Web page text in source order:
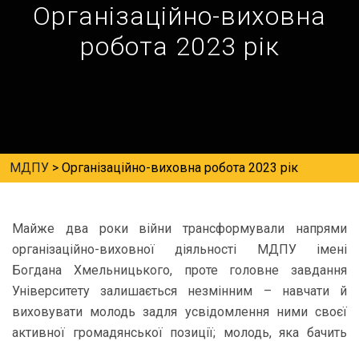
Організаційно-виховна
робота 2023 рік
МДПУ > Організаційно-виховна робота 2023 рік
Майже два роки війни трансформували напрями
організаційно-виховної діяльності МДПУ імені
Богдана Хмельницького, проте головне завдання
Університету залишається незмінним – навчати й
виховувати молодь задля усвідомлення ними своєї
активної громадянської позиції; молодь, яка бачить